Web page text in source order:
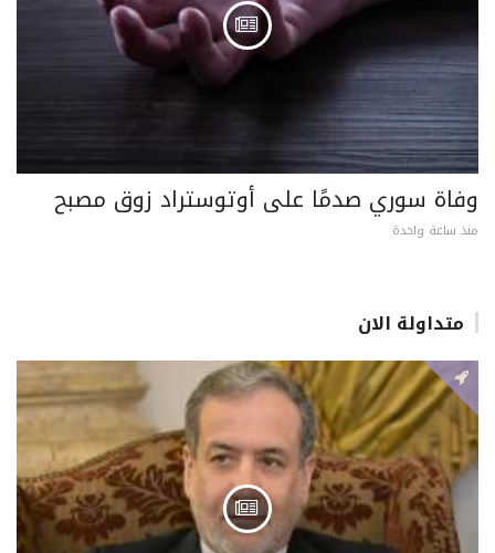
وفاة سوري صدمًا على أوتوستراد زوق مصبح
منذ ساعة واحدة
متداولة الان